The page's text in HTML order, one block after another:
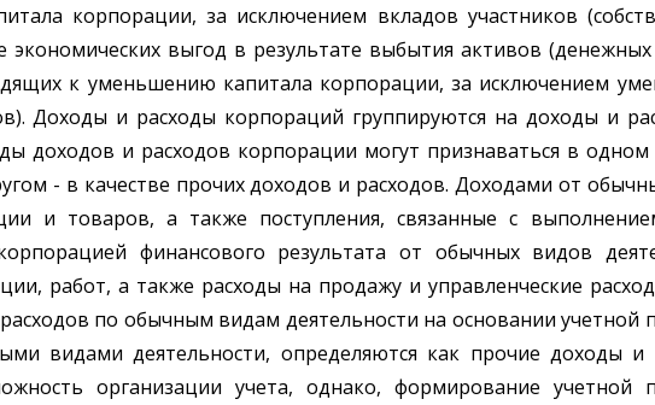
корпорации, за исключением вкладов участников
выгод в результате выбытия активов (денежных
к уменьшению капитала корпорации, за исключением
Доходы и расходы корпораций группируются на доходы и
доходов и расходов корпорации могут признаваться в одном
- в качестве прочих доходов и расходов. Доходами от
и товаров, а также поступления, связанные с
финансового результата от обычных видов
работ, а также расходы на продажу и управленческие
по обычным видам деятельности на основании учетной
видами деятельности, определяются как прочие доходы и
организации учета, однако, формирование учетной